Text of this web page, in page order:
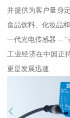
并提供为客户量身
食品饮料、化妆品
一代光电传感器 -- "
工业经济在中国正
更是发展迅速